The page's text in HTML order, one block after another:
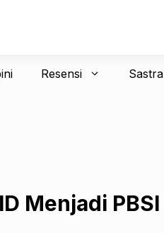
Resensi Sastra
Menjadi PBSI